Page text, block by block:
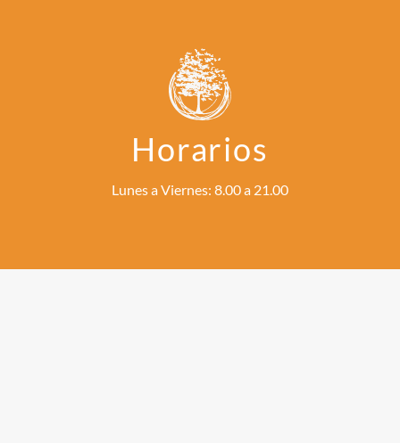
Horarios
Lunes a Viernes: 8.00 a 21.00